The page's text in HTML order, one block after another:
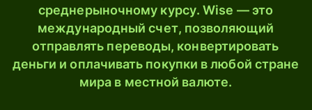
среднерыночному курсу. Wise — это
международный счет, позволяющий
отправлять переводы, конвертировать
деньги и оплачивать покупки в любой стране
мира в местной валюте.